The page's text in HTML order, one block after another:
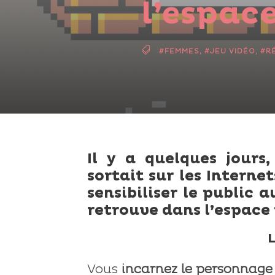
#FEMMES, #JEU VIDÉO,
Il y a quelques
sortait sur les
sensibiliser le public
retrouve dans
Vous incarnez le